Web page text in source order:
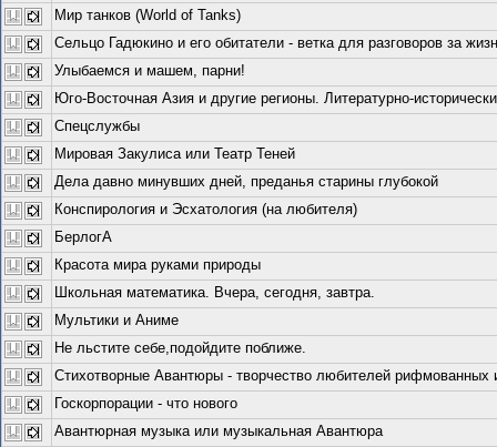
Мир танков (World of Tanks)
Сельцо Гадюкино и его обитатели - ветка для разговоров за
Улыбаемся и машем, парни!
Юго-Восточная Азия и другие регионы. Литературно-
Спецслужбы
Мировая Закулиса или Театр Теней
Дела давно минувших дней, преданья старины глубокой
Конспирология и Эсхатология (на любителя)
БерлогА
Красота мира руками природы
Школьная математика. Вчера, сегодня, завтра.
Мультики и Аниме
Не льстите себе,подойдите поближе.
Стихотворные Авантюры - творчество любителей рифмованных
Госкорпорации - что нового
Авантюрная музыка или музыкальная Авантюра